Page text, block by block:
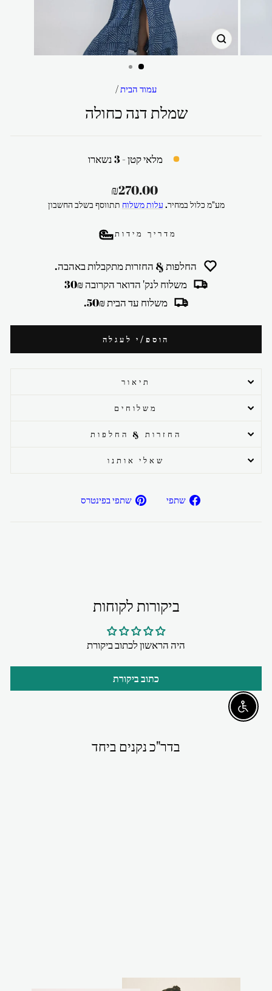
סגור
עמוד הבית/
שמלת דנה כחולה
מלאי קטן - 3 נשארו
מחיר
רגיל
₪270.00
מע"מ כלול במחיר. עלות משלוח תתווסף בשלב החשבון
מדריך מידות
החלפות & החזרות מתקבלות באהבה.
משלוח לנק' הדואר הקרובה 30₪
משלוח עד הבית 50₪.
הוספ/י לעגלה
תיאור
משלוחים
החזרות & החלפות
שאלי אותנו
שתפי
שתפ/י שתפי בפינטרס
ביקורות לקוחות
היה הראשון לכתוב ביקורת
כתוב ביקורת
בדר"כ נקנים ביחד
Enable accessibility